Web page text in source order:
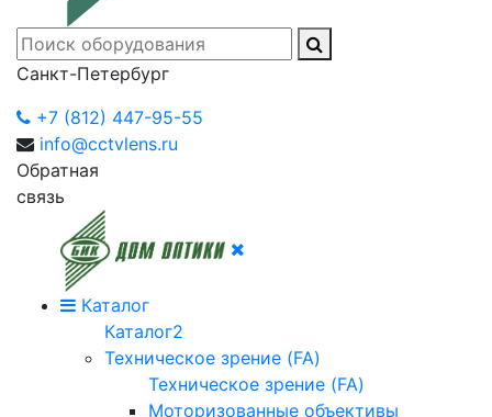
Санкт-Петербург
+7 (812) 447-95-55
info@cctvlens.ru
Обратная
связь
Каталог
Каталог2
Техническое зрение (FA)
Техническое зрение (FA)
Моторизованные объективы